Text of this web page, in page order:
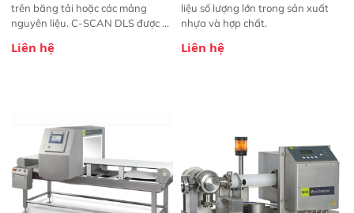
trên băng tải hoặc các mảng
nguyên liệu. C-SCAN DLS được sử
máy tạo hạt, máy cắt, máy
Liên hệ
liệu số lượng lớn trong sản xuất
nhựa và hợp chất.
Liên hệ